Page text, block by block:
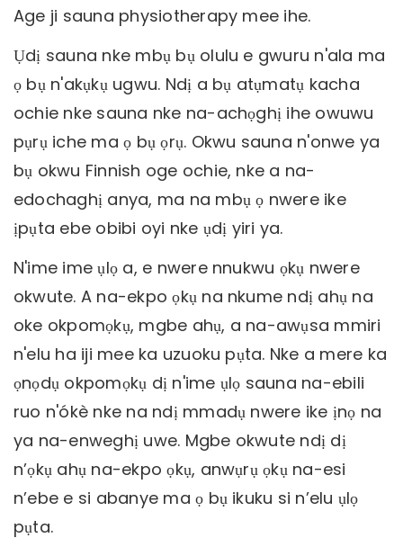
Age ji sauna physiotherapy mee ihe.
Ụdị sauna nke mbụ bụ olulu e gwuru n'ala ma
ọ bụ n'akụkụ ugwu. Ndị a bụ atụmatụ kacha
ochie nke sauna nke na-achọghị ihe owuwu
pụrụ iche ma ọ bụ ọrụ. Okwu sauna n'onwe ya
bụ okwu Finnish oge ochie, nke a na-
edochaghị anya, ma na mbụ ọ nwere ike
ịpụta ebe obibi oyi nke ụdị yiri ya.
N'ime ime ụlọ a, e nwere nnukwu ọkụ nwere
okwute. A na-ekpo ọkụ na nkume ndị ahụ na
oke okpomọkụ, mgbe ahụ, a na-awụsa mmiri
n'elu ha iji mee ka uzuoku pụta. Nke a mere ka
ọnọdụ okpomọkụ dị n'ime ụlọ sauna na-ebili
ruo n'ókè nke na ndị mmadụ nwere ike ịnọ na
ya na-enweghị uwe. Mgbe okwute ndị dị
n’ọkụ ahụ na-ekpo ọkụ, anwụrụ ọkụ na-esi
n’ebe e si abanye ma ọ bụ ikuku si n’elu ụlọ
pụta.